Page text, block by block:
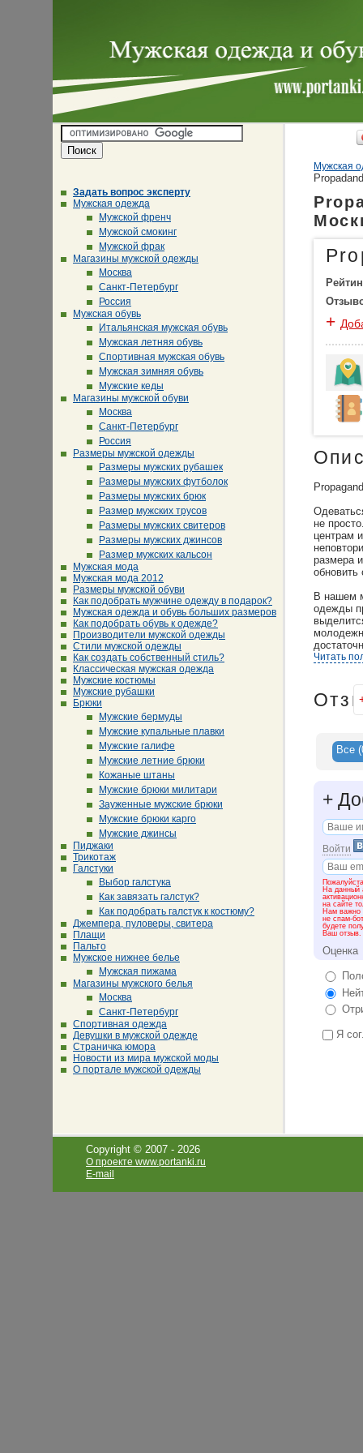
Задать вопрос эксперту
Мужская одежда
Мужской френч
Мужской смокинг
Мужской фрак
Магазины мужской одежды
Москва
Санкт-Петербург
Россия
Мужская обувь
Итальянская мужская обувь
Мужская летняя обувь
Спортивная мужская обувь
Мужская зимняя обувь
Мужские кеды
Магазины мужской обуви
Москва
Санкт-Петербург
Россия
Размеры мужской одежды
Размеры мужских рубашек
Размеры мужских футболок
Размеры мужских брюк
Размер мужских трусов
Размеры мужских свитеров
Размеры мужских джинсов
Размер мужских кальсон
Мужская мода
Мужская мода 2012
Размеры мужской обуви
Как подобрать мужчине одежду в подарок?
Мужская одежда и обувь больших размеров
Как подобрать обувь к одежде?
Производители мужской одежды
Стили мужской одежды
Как создать собственный стиль?
Классическая мужская одежда
Мужские костюмы
Мужские рубашки
Брюки
Мужские бермуды
Мужские купальные плавки
Мужские галифе
Мужские летние брюки
Кожаные штаны
Мужские брюки милитари
Зауженные мужские брюки
Мужские брюки карго
Мужские джинсы
Пиджаки
Трикотаж
Галстуки
Выбор галстука
Как завязать галстук?
Как подобрать галстук к костюму?
Джемпера, пуловеры, свитера
Плащи
Пальто
Мужское нижнее белье
Мужская пижама
Магазины мужского белья
Москва
Санкт-Петербург
Спортивная одежда
Девушки в мужской одежде
Страничка юмора
Новости из мира мужской моды
О портале мужской одежды
Мужская
+
не
центрам
размера
В нашем
одежды
верхней
Не
одежды
будет
Одежда
же
Читать
Все
+
Войти
На данный
на сайте
Нам важно
не спам-
будете
Ваш отзыв.
Оценка
Я
Copyright © 2007 - 2026
О проекте www.portanki.ru
E-mail